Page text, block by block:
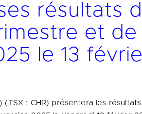
résultats
et de
le 13
(TSX : CHR) présentera les